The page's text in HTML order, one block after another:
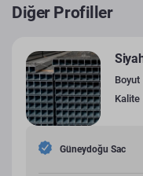
Diğer Profiller
Boyut
Kalite
Güneydoğu Sac